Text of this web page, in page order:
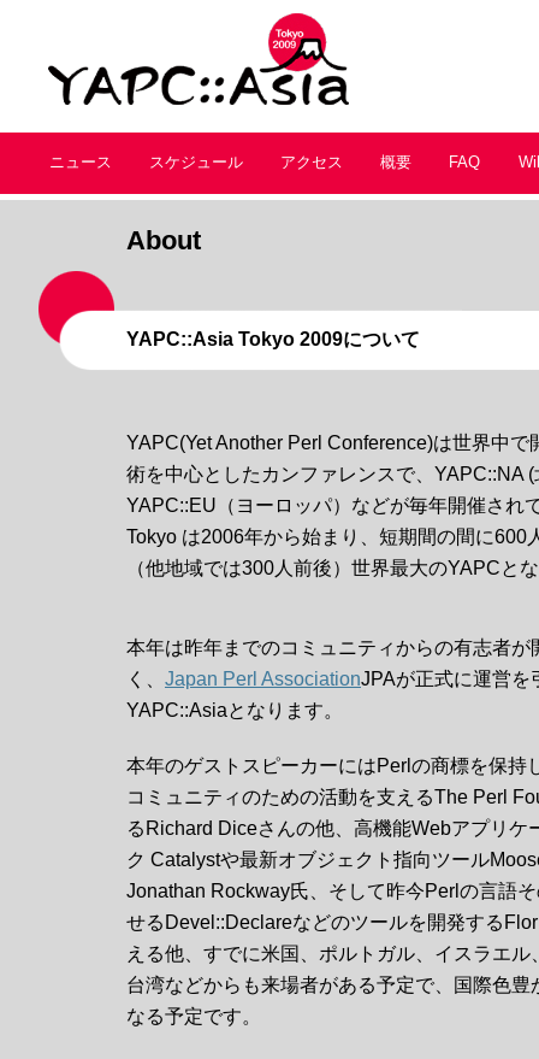
ニュース スケジュール アクセス 概要 FAQ
About
YAPC::Asia Tokyo 2009について
YAPC(Yet Another Perl Conference)は世界中
術を中心としたカンファレンスで、YAPC::NA
YAPC::EU（ヨーロッパ）などが毎年開催され
Tokyo は2006年から始まり、短期間の間に600
（他地域では300人前後）世界最大のYAPCと
本年は昨年までのコミュニティからの有志者が
く、 Japan Perl AssociationJPAが正式に運営を
YAPC::Asiaとなります。
本年のゲストスピーカーにはPerlの商標を保持
コミュニティのための活動を支えるThe Perl
るRichard Diceさんの他、高機能Webアプリケ
ク Catalystや最新オブジェクト指向ツール
Jonathan Rockway氏、そして昨今Perlの言語
せるDevel::Declareなどのツールを開発する
える他、すでに米国、ポルトガル、イスラエ
台湾などからも来場者がある予定で、国際色豊
なる予定です。